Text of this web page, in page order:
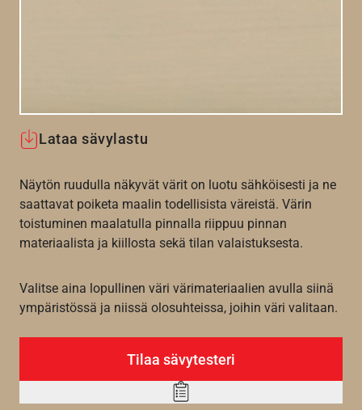
Lataa sävylastu
Näytön ruudulla näkyvät värit on luotu sähköisesti ja ne
saattavat poiketa maalin todellisista väreistä. Värin
toistuminen maalatulla pinnalla riippuu pinnan
materiaalista ja kiillosta sekä tilan valaistuksesta.
Valitse aina lopullinen väri värimateriaalien avulla siinä
ympäristössä ja niissä olosuhteissa, joihin väri valitaan.
Tilaa sävytesteri
Add